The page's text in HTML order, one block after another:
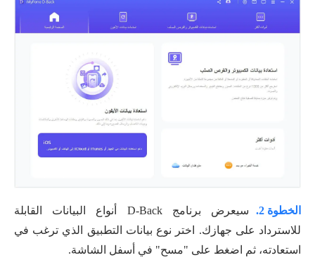
الخطوة 2.
سيعرض برنامج D-Back أنواع البيانات القابلة
للاسترداد على جهازك. اختر نوع بيانات التطبيق الذي ترغب في
استعادته، ثم اضغط على "مسح" في أسفل الشاشة.